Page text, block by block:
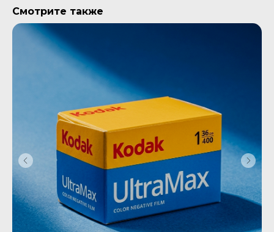
Смотрите также